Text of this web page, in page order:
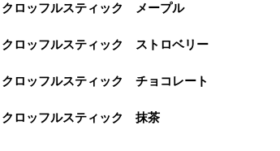
クロッフルスティック メープル
クロッフルスティック ストロベリー
クロッフルスティック チョコレート
クロッフルスティック 抹茶